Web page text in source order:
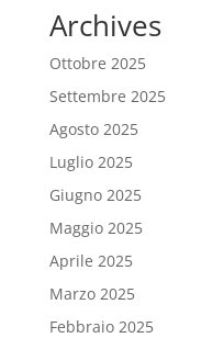
Archives
Ottobre 2025
Settembre 2025
Agosto 2025
Luglio 2025
Giugno 2025
Maggio 2025
Aprile 2025
Marzo 2025
Febbraio 2025